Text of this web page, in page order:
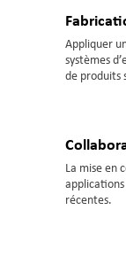
Appliquer
systèmes
de produits
La mise en
applications
récentes.